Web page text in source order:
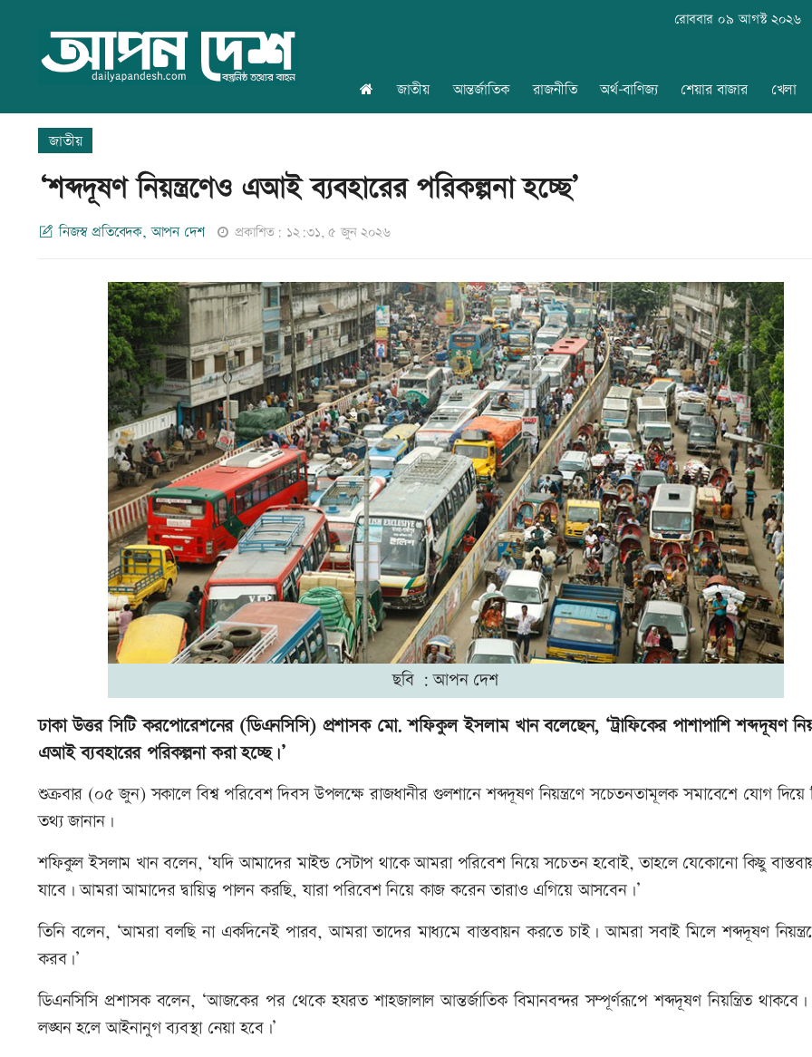
রোববার ০৯ আগস্ট ২০২৬
জাতীয় আন্তর্জাতিক রাজনীতি অর্থ-বাণিজ্য শেয়ার বাজার খেলা
জাতীয়
‘শব্দদূষণ নিয়ন্ত্রণেও এআই ব্যবহারের পরিকল্পনা হচ্ছে’
নিজস্ব প্রতিবেদক, আপন দেশ প্রকাশিত: ১২:৩১, ৫ জুন ২০২৬
ছবি : আপন দেশ
ঢাকা উত্তর সিটি করপোরেশনের (ডিএনসিসি) প্রশাসক মো. শফিকুল ইসলাম খান বলেছেন, ‘ট্রাফিকের পাশাপাশি শব্দদূষণ
এআই ব্যবহারের পরিকল্পনা করা হচ্ছে।’
শুক্রবার (০৫ জুন) সকালে বিশ্ব পরিবেশ দিবস উপলক্ষে রাজধানীর গুলশানে শব্দদূষণ নিয়ন্ত্রণে সচেতনতামূলক সমাবেশে যোগ দিয়ে
তথ্য জানান।
শফিকুল ইসলাম খান বলেন, ‘যদি আমাদের মাইন্ড সেটাপ থাকে আমরা পরিবেশ নিয়ে সচেতন হবোই, তাহলে যেকোনো কিছু
যাবে। আমরা আমাদের দ্বায়িত্ব পালন করছি, যারা পরিবেশ নিয়ে কাজ করেন তারাও এগিয়ে আসবেন।’
তিনি বলেন, ‘আমরা বলছি না একদিনেই পারব, আমরা তাদের মাধ্যমে বাস্তবায়ন কর‍তে চাই। আমরা সবাই মিলে শব্দদূষণ
করব।’
ডিএনসিসি প্রশাসক বলেন, ‘আজকের পর থেকে হযরত শাহজালাল আন্তর্জাতিক বিমানবন্দর সম্পূর্ণরূপে শব্দদূষণ নিয়ন্ত্রিত
লঙ্ঘন হলে আইনানুগ ব্যবস্থা নেয়া হবে।’